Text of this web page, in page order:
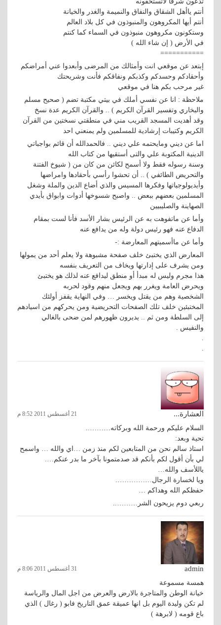
أنتم ياأهل الشقاق والنفاق والنميمة والغدر والخيانة
أنتم أيها المكروهون والمنبوذون في كل بلاد العالم
وستكونون مكروهون منبوذون في السماء كما كنتم
في الأرض ( إن شاء الله )
===========
إبتعد عن موقعي انت وأمثالك من المرضى وأبعدوا عني أمراضكم
وأحقادكم وحسدكم وكذبكم ونفاقكم فأنت وشريحتك
غير مرحب بكم هنا في موقعي
ملاحظة : انا عن نفسي أملك في بيتي مكتبة تضم ( صحيح مسلم
والبخاري وتفسير القرآن الكريم ) .. والقرآن الكريم عدة نسخ
وقد أهديت المسجد القريب مني في منطقتي نسختين من القرآن
الكريم وكتيبات إرشادية للمسلمين ولم يمنعني احد
اما عن ديني ومايحتمه علي ديني .. فالحمدالله أن قائم بواجباتي
الدينية المكتوبة علي والتى أستقيها من كتاب الله
وسنة رسوله فقط ولا أسمح لكائن من كان من ( شيوخ الفتنة
والتحريض الطائفي ) .. أن تحشوا رأسي بأحقادها وامراضها
وأيديولوجياتها وفكرها المسيس والذي أضاع الدين والملة وشغل
المسلمين بعضهم ببعض .. واصبح شسوخها أدوات وابواق بأيدي
الصهاينة والصليبيين
وأما عن ماتفوهت به عن الرئيس بشار الأسد فأنا لست بمقام
الدفاع عنه فهو رئيس دولة وله من يدافع عنه
وأما عن ماأسميتهم المعارضة :-
المعارض الذي يختبئ خلف صفحة مشبوهة ولا يعلم أحد من يمولها
ومن يشرف على إدارتها ويخاف من التعريف بنفسه
هذا مجرم وليس له مبدأ أو منطق ليدافع عنه لذلك هو يختبئ
ويحرض العامة ويغرر بهم ويجعل منهم وقود لحربه
الشخصية وهم من يقتل ويخسر … وفي النهاية يقفز أولئك
المختبئين خلف تلك الصفحات التحريضية ومن يحركهم من اسيادهم
إلى السلطة ومن ثم .. يديرون ظهورهم لمن ضحى بالغالي
والنفيس .
.
.
العشارة... 21 أغسطس 2011 8:52 م
السلام عليكم ورحمة الله وبركاته………..
تحية وبعد:
استاذ سالم نحن من المتابعين لكم منذ زمن …اي والله … واسمح
لي بأن أقول لكم بأنكم قد صدمتمونا بآخر ما بدر عنكم….
ياللأسف والله…
ويا لخسارة الرجال…………….
حفظكم الله وهداكم …
ربعي دوم يزيحون الشر………..
admin 31 أغسطس 2011 8:06 م
همسة مسموعة
خيانة الوطن والمتاجرة بالارض والعرض من اجل المال والرياسة
لم تكن وليدة اليوم بل انها عميقة عمق التاريخ فابو ( رغال ) الذي
باع قومه ( لابرهة )